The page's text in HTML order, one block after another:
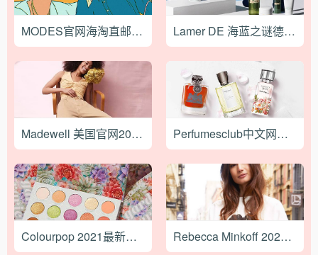
MODES官网海淘直邮攻略教程，2023最新意大利奢侈品海淘流程！ Lamer DE 海蓝之谜德国官网最新海淘攻略
Madewell 美国官网2023海淘下单攻略 Perfumesclub中文网站下单注意事项
Colourpop 2021最新海淘攻略 Rebecca Minkoff 2021最新海淘攻略